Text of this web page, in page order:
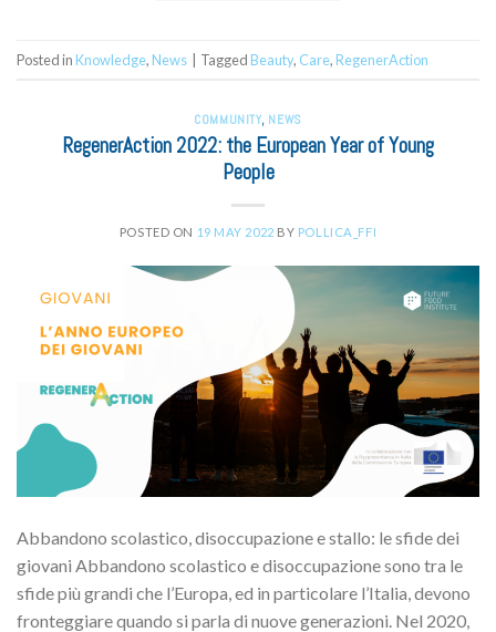
Posted in Knowledge, News | Tagged Beauty, Care, RegenerAction
COMMUNITY, NEWS
RegenerAction 2022: the European Year of Young
People
POSTED ON 19 MAY 2022 BY POLLICA_FFI
Abbandono scolastico, disoccupazione e stallo: le sfide dei
giovani Abbandono scolastico e disoccupazione sono tra le
sfide più grandi che l’Europa, ed in particolare l’Italia, devono
fronteggiare quando si parla di nuove generazioni. Nel 2020,